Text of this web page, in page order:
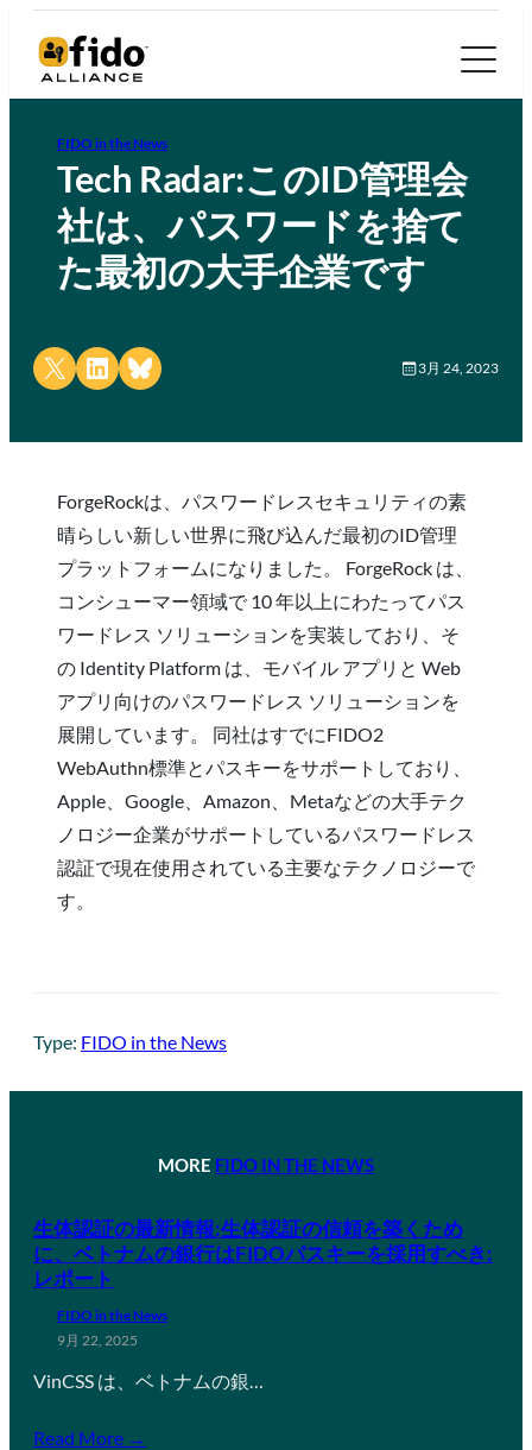
FIDO in the News
Tech Radar:このID管理会
社は、パスワードを捨て
た最初の大手企業です
Share on X Share on LinkedIn
Share on Bluesky 3月 24, 2023
ForgeRockは、パスワードレスセキュリティの素
晴らしい新しい世界に飛び込んだ最初のID管理
プラットフォームになりました。 ForgeRock は、
コンシューマー領域で 10 年以上にわたってパス
ワードレス ソリューションを実装しており、そ
の Identity Platform は、モバイル アプリと Web
アプリ向けのパスワードレス ソリューションを
展開しています。 同社はすでにFIDO2
WebAuthn標準とパスキーをサポートしており、
Apple、Google、Amazon、Metaなどの大手テク
ノロジー企業がサポートしているパスワードレス
認証で現在使用されている主要なテクノロジーで
す。
Type: FIDO in the News
MORE FIDO IN THE NEWS
生体認証の最新情報:生体認証の信頼を築くため
に、ベトナムの銀行はFIDOパスキーを採用すべき:
レポート
FIDO in the News
9月 22, 2025
VinCSS は、ベトナムの銀…
Read More →